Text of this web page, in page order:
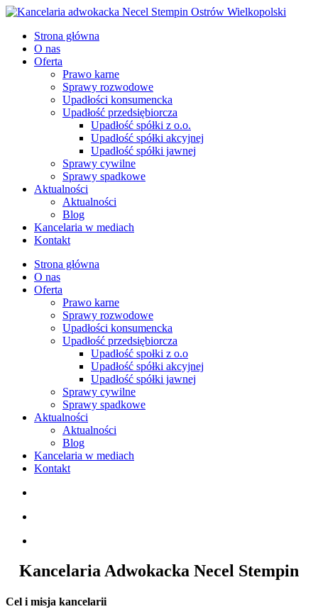
Strona główna
O nas
Oferta
Prawo karne
Sprawy rozwodowe
Upadłości konsumencka
Upadłość przedsiębiorcza
Upadłość spółki z o.o.
Upadłość spółki akcyjnej
Upadłość spółki jawnej
Sprawy cywilne
Sprawy spadkowe
Aktualności
Aktualności
Blog
Kancelaria w mediach
Kontakt
Strona główna
O nas
Oferta
Prawo karne
Sprawy rozwodowe
Upadłości konsumencka
Upadłość przedsiębiorcza
Upadłość społki z o.o
Upadłość spółki akcyjnej
Upadłość spółki jawnej
Sprawy cywilne
Sprawy spadkowe
Aktualności
Aktualności
Blog
Kancelaria w mediach
Kontakt
Kancelaria Adwokacka Necel Stempin
Cel i misja kancelarii